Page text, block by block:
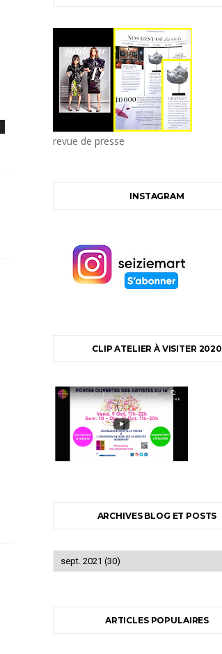
revue de presse
INSTAGRAM
CLIP ATELIER À VISITER 2020
ARCHIVES BLOG ET POSTS
ARTICLES POPULAIRES